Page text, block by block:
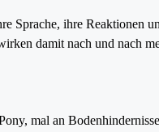
Sprache, ihre Reaktionen
damit nach und nach
mal an